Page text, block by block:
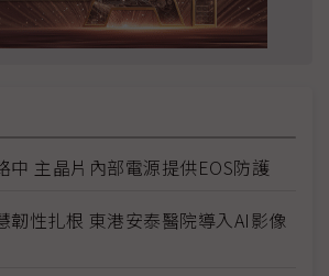
中 主晶片內部電源提供EOS防護
韌性扎根 東港安泰醫院導入AI影像